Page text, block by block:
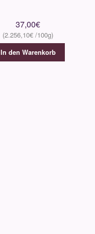
37,00€
2.256,10€
In den Warenkorb